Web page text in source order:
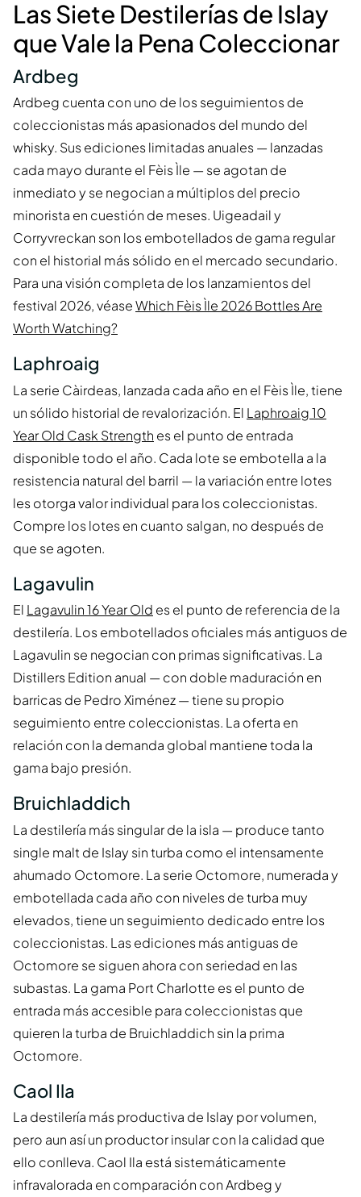
Las Siete Destilerías de Islay
que Vale la Pena Coleccionar
Ardbeg
Ardbeg cuenta con uno de los seguimientos de
coleccionistas más apasionados del mundo del
whisky. Sus ediciones limitadas anuales — lanzadas
cada mayo durante el Fèis Ìle — se agotan de
inmediato y se negocian a múltiplos del precio
minorista en cuestión de meses. Uigeadail y
Corryvreckan son los embotellados de gama regular
con el historial más sólido en el mercado secundario.
Para una visión completa de los lanzamientos del
festival 2026, véaseWhich Fèis Ìle 2026 Bottles Are
Worth Watching?
Laphroaig
La serie Càirdeas, lanzada cada año en el Fèis Ìle, tiene
un sólido historial de revalorización. El Laphroaig 10
Year Old Cask Strength es el punto de entrada
disponible todo el año. Cada lote se embotella a la
resistencia natural del barril — la variación entre lotes
les otorga valor individual para los coleccionistas.
Compre los lotes en cuanto salgan, no después de
que se agoten.
Lagavulin
El Lagavulin 16 Year Old es el punto de referencia de la
destilería. Los embotellados oficiales más antiguos de
Lagavulin se negocian con primas significativas. La
Distillers Edition anual — con doble maduración en
barricas de Pedro Ximénez — tiene su propio
seguimiento entre coleccionistas. La oferta en
relación con la demanda global mantiene toda la
gama bajo presión.
Bruichladdich
La destilería más singular de la isla — produce tanto
single malt de Islay sin turba como el intensamente
ahumado Octomore. La serie Octomore, numerada y
embotellada cada año con niveles de turba muy
elevados, tiene un seguimiento dedicado entre los
coleccionistas. Las ediciones más antiguas de
Octomore se siguen ahora con seriedad en las
subastas. La gama Port Charlotte es el punto de
entrada más accesible para coleccionistas que
quieren la turba de Bruichladdich sin la prima
Octomore.
Caol Ila
La destilería más productiva de Islay por volumen,
pero aun así un productor insular con la calidad que
ello conlleva. Caol Ila está sistemáticamente
infravalorada en comparación con Ardbeg y